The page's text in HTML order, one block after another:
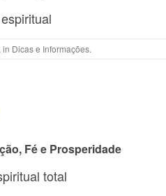
, in Dicas e Informações.
Fé e Prosperidade
total